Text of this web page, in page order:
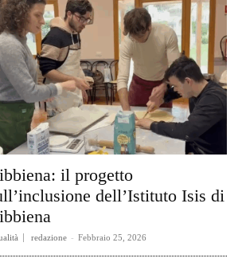
il progetto
dell’Istituto Isis di
redazione - Febbraio 25, 2026